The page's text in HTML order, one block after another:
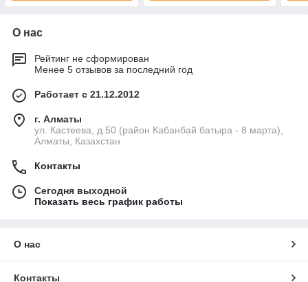
О нас
Рейтинг не сформирован
Менее 5 отзывов за последний год
Работает с 21.12.2012
г. Алматы
ул. Кастеева, д.50 (район Кабанбай батыра - 8 марта),
Алматы, Казахстан
Контакты
Сегодня выходной
Показать весь график работы
О нас
Контакты